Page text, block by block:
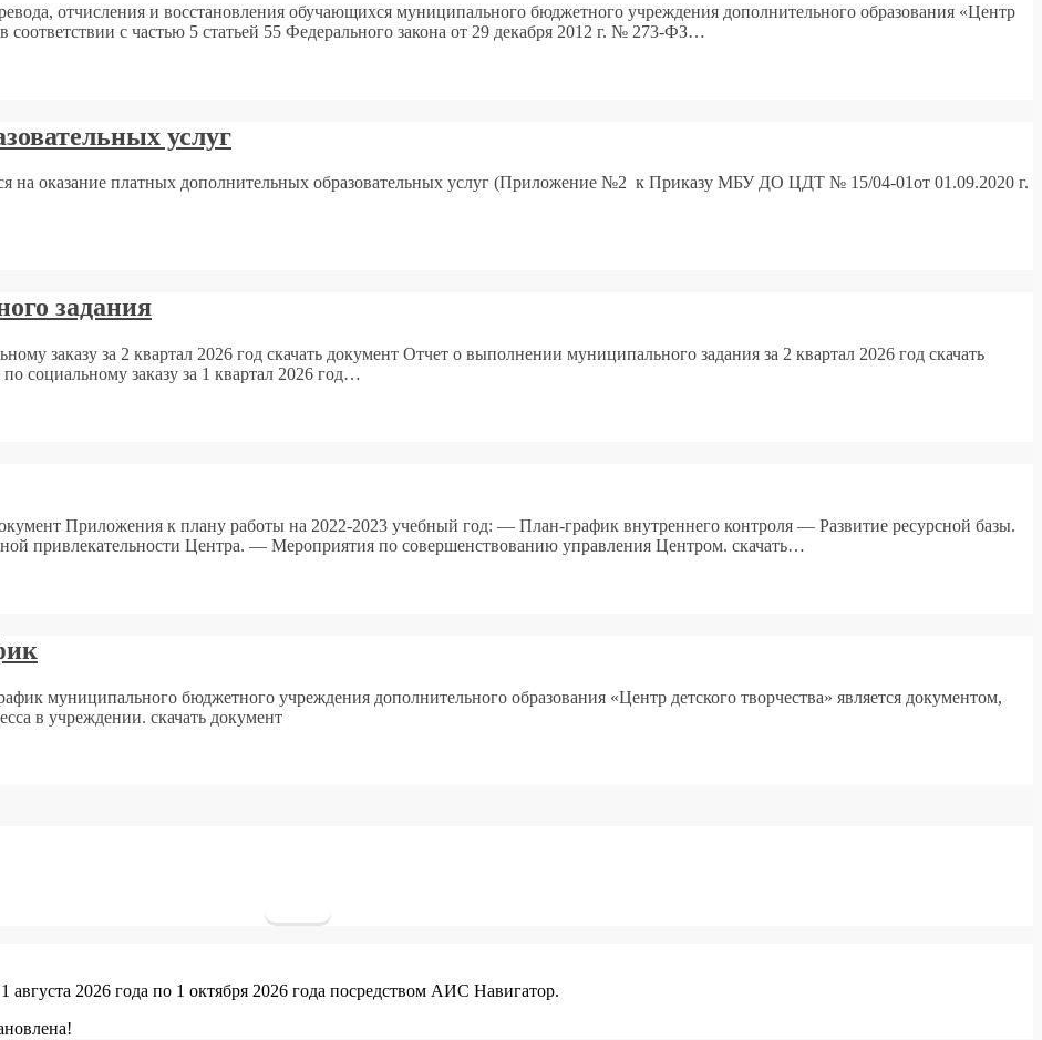
отчисления и восстановления обучающихся муниципального бюджетного учреждения дополнительного образования «Центр
с частью 5 статьей 55 Федерального закона от 29 декабря 2012 г. № 273-ФЗ…
услуг
оказание платных дополнительных образовательных услуг (Приложение №2 к Приказу МБУ ДО ЦДТ № 15/04-01от 01.09.2020 г.
задания
заказу за 2 квартал 2026 год скачать документ Отчет о выполнении муниципального задания за 2 квартал 2026 год скачать
социальному заказу за 1 квартал 2026 год…
Приложения к плану работы на 2022-2023 учебный год: — План-график внутреннего контроля — Развитие ресурсной базы.
привлекательности Центра. — Мероприятия по совершенствованию управления Центром. скачать…
муниципального бюджетного учреждения дополнительного образования «Центр детского творчества» является документом,
в учреждении. скачать документ
августа 2026 года по 1 октября 2026 года посредством АИС Навигатор.